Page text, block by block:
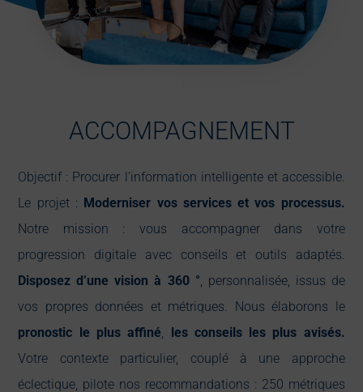
ACCOMPAGNEMENT
Objectif : Procurer l’information intelligente et accessible.
Le projet : Moderniser vos services et vos processus.
Notre mission : vous accompagner dans votre
progression digitale avec conseils et outils adaptés.
Disposez d’une vision à 360 ° , personnalisée, issus de
vos propres données et métriques. Nous élaborons le
pronostic le plus affiné
les conseils les plus avisés.
Votre contexte particulier, couplé à une approche
éclectique, pilote nos recommandations : 250 métriques